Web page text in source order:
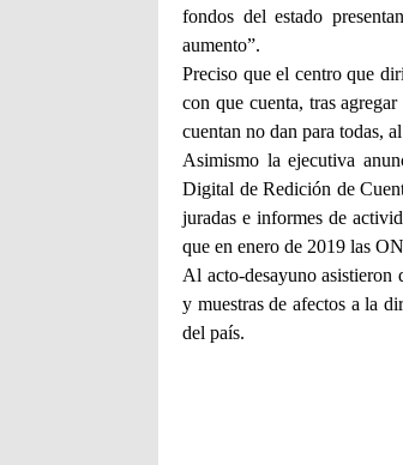
fondos del estado
aumento”.
Preciso que el centro que
con que cuenta, tras
cuentan no dan para todas,
Asimismo la ejecutiva
Digital de Redición de
juradas e informes de
que en enero de 2019 las
Al acto-desayuno asistieron
y muestras de afectos a la
del país.